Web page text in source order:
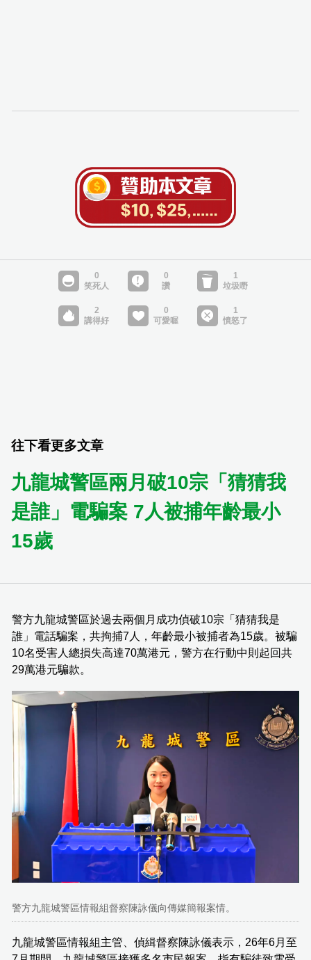
往下看更多文章
九龍城警區兩月破10宗「猜猜我
是誰」電騙案 7人被捕年齡最小
15歲
警方九龍城警區於過去兩個月成功偵破10宗「猜猜我是
誰」電話騙案，共拘捕7人，年齡最小被捕者為15歲。被騙
10名受害人總損失高達70萬港元，警方在行動中則起回共
29萬港元騙款。
警方九龍城警區情報組督察陳詠儀向傳媒簡報案情。
九龍城警區情報組主管、偵緝督察陳詠儀表示，26年6月至